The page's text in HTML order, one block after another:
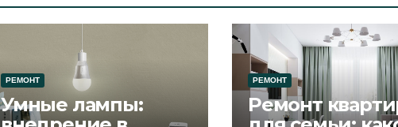
РЕМОНТ
Умные лампы:
РЕМОНТ
Ремонт